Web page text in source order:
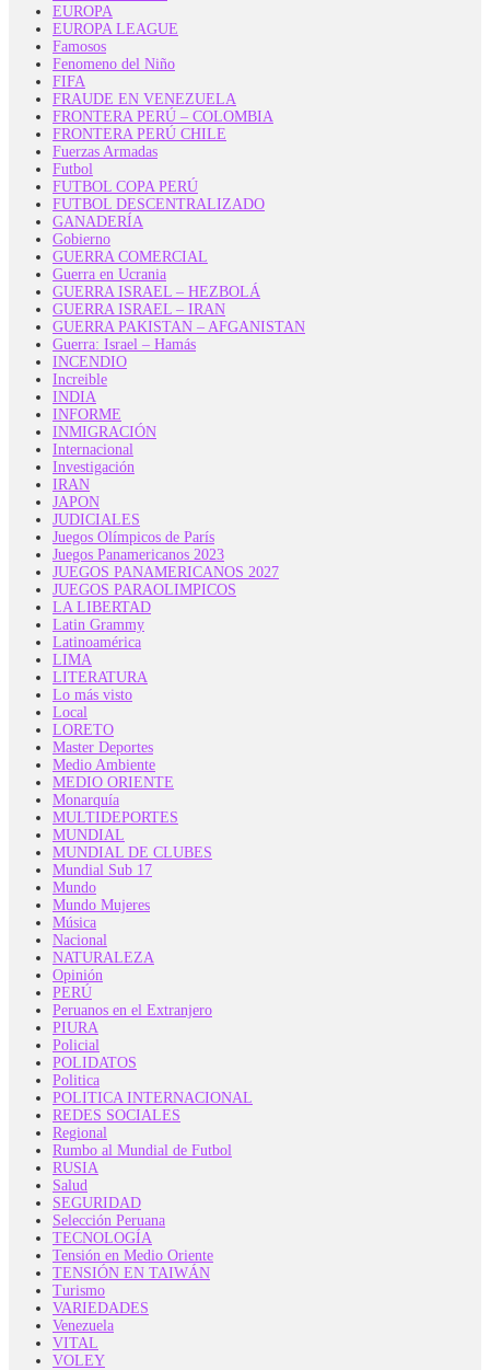
EUROPA
EUROPA LEAGUE
Famosos
Fenomeno del Niño
FIFA
FRAUDE EN VENEZUELA
FRONTERA PERÚ – COLOMBIA
FRONTERA PERÚ CHILE
Fuerzas Armadas
Futbol
FUTBOL COPA PERÚ
FUTBOL DESCENTRALIZADO
GANADERÍA
Gobierno
GUERRA COMERCIAL
Guerra en Ucrania
GUERRA ISRAEL – HEZBOLÁ
GUERRA ISRAEL – IRAN
GUERRA PAKISTAN – AFGANISTAN
Guerra: Israel – Hamás
INCENDIO
Increible
INDIA
INFORME
INMIGRACIÓN
Internacional
Investigación
IRAN
JAPON
JUDICIALES
Juegos Olímpicos de París
Juegos Panamericanos 2023
JUEGOS PANAMERICANOS 2027
JUEGOS PARAOLIMPICOS
LA LIBERTAD
Latin Grammy
Latinoamérica
LIMA
LITERATURA
Lo más visto
Local
LORETO
Master Deportes
Medio Ambiente
MEDIO ORIENTE
Monarquía
MULTIDEPORTES
MUNDIAL
MUNDIAL DE CLUBES
Mundial Sub 17
Mundo
Mundo Mujeres
Música
Nacional
NATURALEZA
Opinión
PERÚ
Peruanos en el Extranjero
PIURA
Policial
POLIDATOS
Politica
POLITICA INTERNACIONAL
REDES SOCIALES
Regional
Rumbo al Mundial de Futbol
RUSIA
Salud
SEGURIDAD
Selección Peruana
TECNOLOGÍA
Tensión en Medio Oriente
TENSIÓN EN TAIWÁN
Turismo
VARIEDADES
Venezuela
VITAL
VOLEY